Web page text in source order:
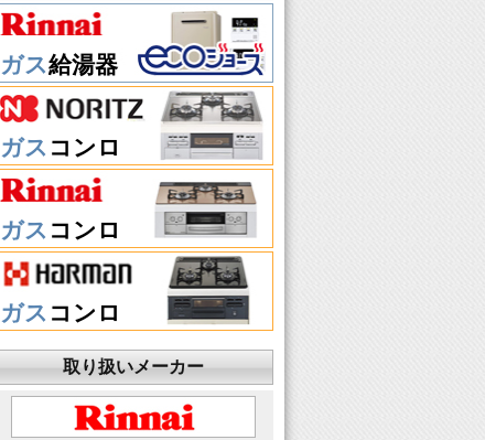
ガス給湯器
ガス コンロ
ガス コンロ
ガス コンロ
取り扱いメーカー